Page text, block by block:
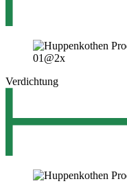
Verdichtung